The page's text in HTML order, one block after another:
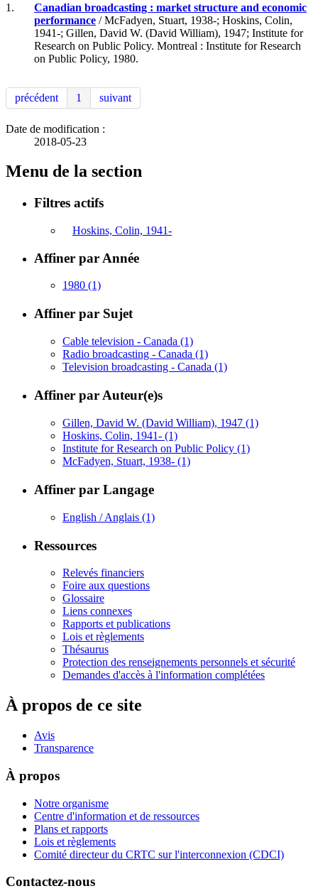
1.
Canadian broadcasting : market structure and economic
performance / McFadyen, Stuart, 1938-; Hoskins, Colin,
1941-; Gillen, David W. (David William), 1947; Institute for
Research on Public Policy. Montreal : Institute for Research
on Public Policy, 1980.
précédent 1 suivant
Date de modification :
2018-05-23
Menu de la section
Filtres actifs
Hoskins, Colin, 1941-
Affiner par Année
1980 (1)
Affiner par Sujet
Cable television - Canada (1)
Radio broadcasting - Canada (1)
Television broadcasting - Canada (1)
Affiner par Auteur(e)s
Gillen, David W. (David William), 1947 (1)
Hoskins, Colin, 1941- (1)
Institute for Research on Public Policy (1)
McFadyen, Stuart, 1938- (1)
Affiner par Langage
English / Anglais (1)
Ressources
Relevés financiers
Foire aux questions
Glossaire
Liens connexes
Rapports et publications
Lois et règlements
Thésaurus
Protection des renseignements personnels et sécurité
Demandes d'accès à l'information complétées
À propos de ce site
Avis
Transparence
À propos
Notre organisme
Centre d'information et de ressources
Plans et rapports
Lois et règlements
Comité directeur du CRTC sur l'interconnexion (CDCI)
Contactez-nous